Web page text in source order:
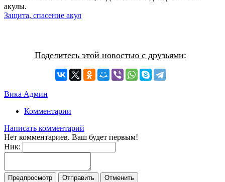
акулы.
Защита, спасение акул
Поделитесь этой новостью с друзьями:
Вика Админ
Комментарии
Написать комментарий
Нет комментариев. Ваш будет первым!
Ник: